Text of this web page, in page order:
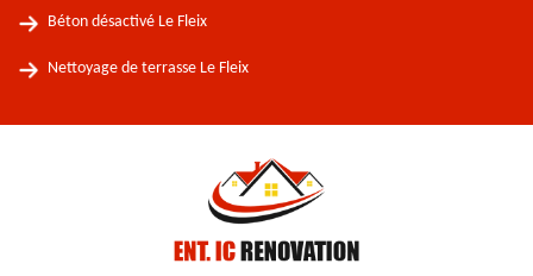
Béton désactivé Le Fleix
Nettoyage de terrasse Le Fleix